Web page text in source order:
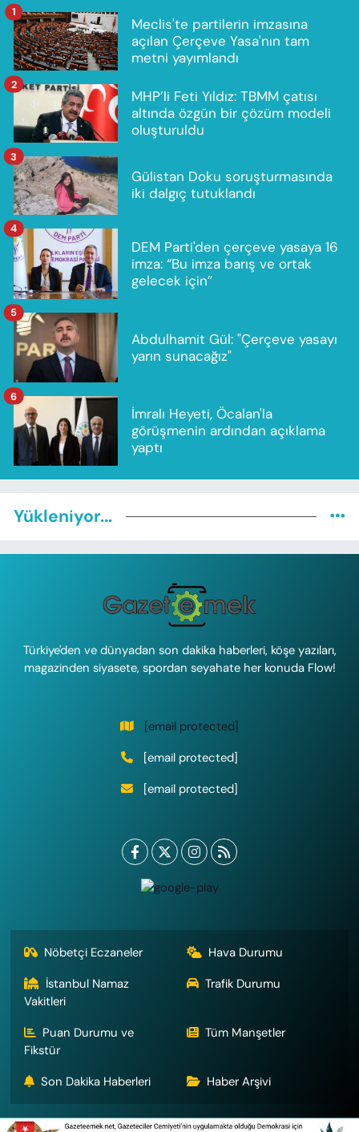
Meclis'te partilerin imzasına
açılan Çerçeve Yasa'nın tam
metni yayımlandı
1
MHP’li Feti Yıldız: TBMM çatısı
altında özgün bir çözüm modeli
oluşturuldu
2
Gülistan Doku soruşturmasında
iki dalgıç tutuklandı
3
DEM Parti'den çerçeve yasaya 16
imza: “Bu imza barış ve ortak
gelecek için”
4
Abdulhamit Gül: "Çerçeve yasayı
yarın sunacağız"
5
İmralı Heyeti, Öcalan'la
görüşmenin ardından açıklama
yaptı
6
Yükleniyor...
Türkiye'den ve dünyadan son dakika haberleri, köşe yazıları,
magazinden siyasete, spordan seyahate her konuda Flow!
[email protected]
[email protected]
[email protected]
Nöbetçi Eczaneler
Hava Durumu
İstanbul Namaz
Vakitleri
Trafik Durumu
Puan Durumu ve
Fikstür
Tüm Manşetler
Son Dakika Haberleri Haber Arşivi